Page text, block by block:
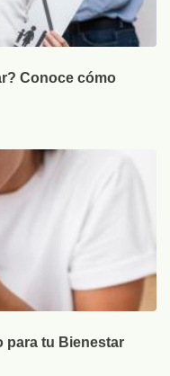
Conoce cómo
para tu Bienestar